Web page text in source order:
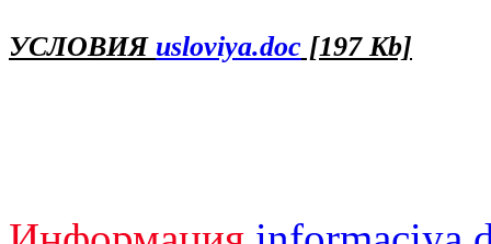
УСЛОВИЯ usloviya.doc [197 Kb]